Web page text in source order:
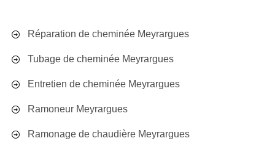
Réparation de cheminée Meyrargues
Tubage de cheminée Meyrargues
Entretien de cheminée Meyrargues
Ramoneur Meyrargues
Ramonage de chaudière Meyrargues